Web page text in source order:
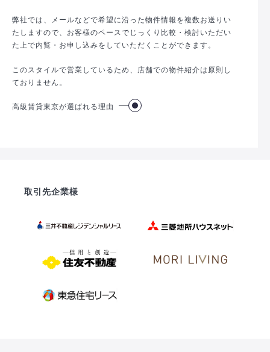
弊社では、メールなどで希望に沿った物件情報を複数お送りい
たしますので、お客様のペースでじっくり比較・検討いただい
た上で内覧・お申し込みをしていただくことができます。
このスタイルで営業しているため、店舗での物件紹介は原則し
ておりません。
高級賃貸東京が選ばれる理由
取引先企業様